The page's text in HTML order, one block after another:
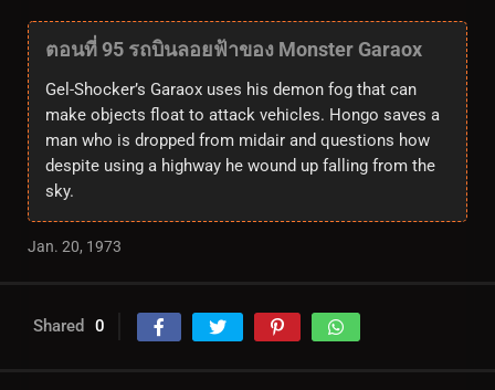
ตอนที่ 95 รถบินลอยฟ้าของ Monster Garaox
Gel-Shocker’s Garaox uses his demon fog that can
make objects float to attack vehicles. Hongo saves a
man who is dropped from midair and questions how
despite using a highway he wound up falling from the
sky.
Jan. 20, 1973
Shared 0